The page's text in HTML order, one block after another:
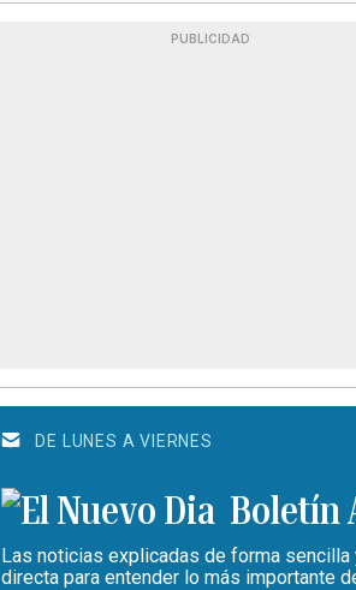
PUBLICIDAD
DE LUNES A VIERNES
Boletín
Las noticias explicadas de forma sencilla
directa para entender lo más importante